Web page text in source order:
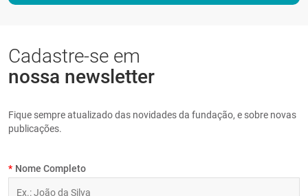
Cadastre-se em
nossa newsletter
Fique sempre atualizado das novidades da fundação, e sobre novas
publicações.
* Nome Completo